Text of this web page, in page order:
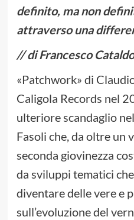
definito, ma non
attraverso una
// di Francesco
«Patchwork» di
Caligola Records nel
ulteriore scandaglio
Fasoli che, da oltre un
seconda giovinezza
da sviluppi tematici
diventare delle vere e
sull’evoluzione del